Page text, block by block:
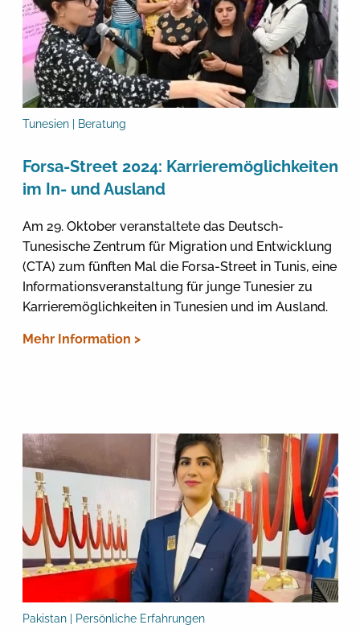
Tunesien | Beratung
Forsa-Street 2024: Karrieremöglichkeiten
im In- und Ausland
Am 29. Oktober veranstaltete das Deutsch-
Tunesische Zentrum für Migration und Entwicklung
(CTA) zum fünften Mal die Forsa-Street in Tunis, eine
Informationsveranstaltung für junge Tunesier zu
Karrieremöglichkeiten in Tunesien und im Ausland.
Mehr Information >
Pakistan | Persönliche Erfahrungen